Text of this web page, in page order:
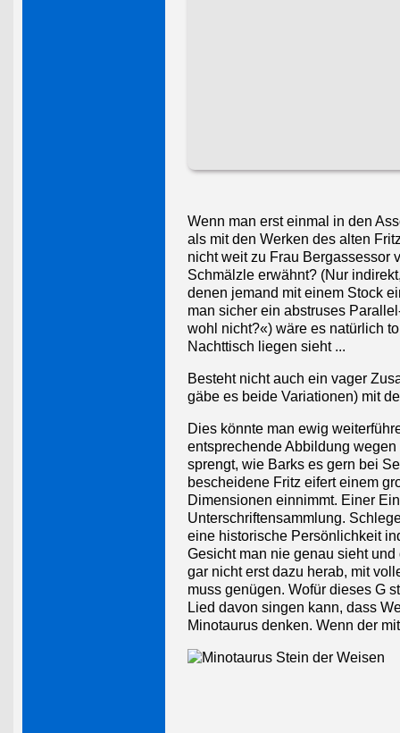
Wenn man erst einmal in den
als mit den Werken des alten
nicht weit zu Frau Bergassessor
Schmälzle erwähnt? (Nur
denen jemand mit einem Stock
man sicher ein abstruses
wohl nicht?«) wäre es natürlich
Nachttisch liegen sieht ...
Besteht nicht auch ein vager
gäbe es beide Variationen) mit
Dies könnte man ewig
entsprechende Abbildung
sprengt, wie Barks es gern bei
bescheidene Fritz eifert einem
Dimensionen einnimmt. Einer
Unterschriftensammlung.
eine historische Persönlichkeit
Gesicht man nie genau sieht
gar nicht erst dazu herab, mit
muss genügen. Wofür dieses G
Lied davon singen kann, dass
Minotaurus denken. Wenn der